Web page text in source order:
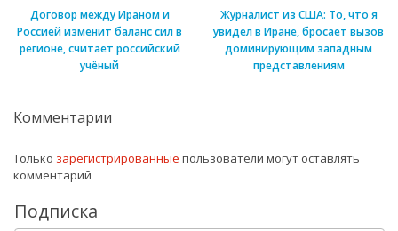
Договор между Ираном и
Россией изменит баланс сил в
регионе, считает российский
учёный
Журналист из США: То, что я
увидел в Иране, бросает вызов
доминирующим западным
представлениям
Комментарии
Только зарегистрированные пользователи могут оставлять
комментарий
Подписка